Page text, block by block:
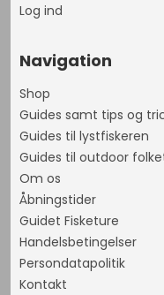
Log ind
Navigation
Shop
Guides samt tips og
Guides til lystfiskeren
Guides til outdoor
Om os
Åbningstider
Guidet Fisketure
Handelsbetingelser
Persondatapolitik
Kontakt